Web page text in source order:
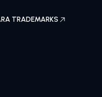
TRADEMARKS